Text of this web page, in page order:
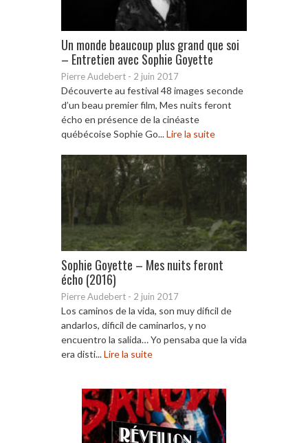
Un monde beaucoup plus grand que soi
– Entretien avec Sophie Goyette
Pierre Audebert - 2 juin 2017
Découverte au festival 48 images seconde
d’un beau premier film, Mes nuits feront
écho en présence de la cinéaste
québécoise Sophie Go...Lire la suite
Sophie Goyette – Mes nuits feront
écho (2016)
Pierre Audebert - 2 juin 2017
Los caminos de la vida, son muy dificil de
andarlos, dificil de caminarlos, y no
encuentro la salida… Yo pensaba que la vida
era disti...Lire la suite